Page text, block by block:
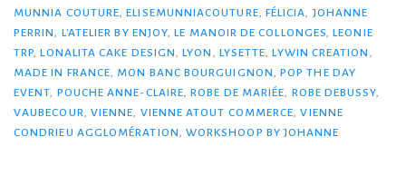
MUNNIA COUTURE ,ELISEMUNNIACOUTURE FÉLICIA
JOHANNE
PERRIN
L'ATELIER BY ENJOY ,LE MANOIR DE COLLONGES ,LEONIE
TRP ,LONALITA CAKE DESIGN ,LYON LYSETTE ,LYWIN CREATION
MADE IN FRANCE
MON BANC BOURGUIGNON ,POP THE DAY
EVENT POUCHE ANNE-CLAIRE ,ROBE DE MARIÉE ROBE DEBUSSY
VAUBECOUR
VIENNE VIENNE ATOUT COMMERCE ,VIENNE
CONDRIEU AGGLOMÉRATION
WORKSHOOP BY JOHANNE